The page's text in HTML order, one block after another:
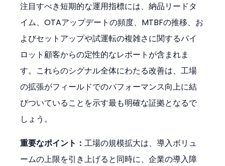
注目すべき短期的な運用指標には、納品リードタ
イム、OTAアップデートの頻度、MTBFの推移、お
よびセットアップや試運転の複雑さに関するパイ
ロット顧客からの定性的なレポートが含まれま
す。これらのシグナル全体にわたる改善は、工場
の拡張がフィールドでのパフォーマンス向上に結
びついていることを示す最も明確な証拠となるで
しょう。
重要なポイント：工場の規模拡大は、導入ボリュ
ームの上限を引き上げると同時に、企業の導入障